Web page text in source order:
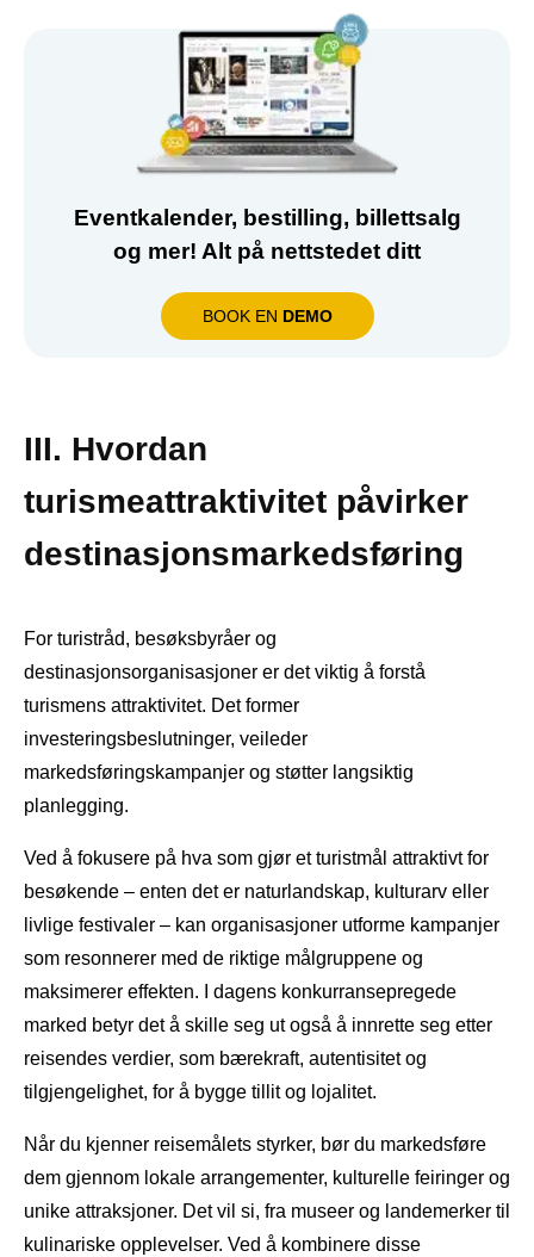
Eventkalender, bestilling, billettsalg
og mer! Alt på nettstedet ditt
BOOK EN DEMO
III. Hvordan
turismeattraktivitet påvirker
destinasjonsmarkedsføring
For turistråd, besøksbyråer og
destinasjonsorganisasjoner er det viktig å forstå
turismens attraktivitet. Det former
investeringsbeslutninger, veileder
markedsføringskampanjer og støtter langsiktig
planlegging.
Ved å fokusere på hva som gjør et turistmål attraktivt for
besøkende – enten det er naturlandskap, kulturarv eller
livlige festivaler – kan organisasjoner utforme kampanjer
som resonnerer med de riktige målgruppene og
maksimerer effekten. I dagens konkurransepregede
marked betyr det å skille seg ut også å innrette seg etter
reisendes verdier, som bærekraft, autentisitet og
tilgjengelighet, for å bygge tillit og lojalitet.
Når du kjenner reisemålets styrker, bør du markedsføre
dem gjennom lokale arrangementer, kulturelle feiringer og
unike attraksjoner. Det vil si, fra museer og landemerker til
kulinariske opplevelser. Ved å kombinere disse